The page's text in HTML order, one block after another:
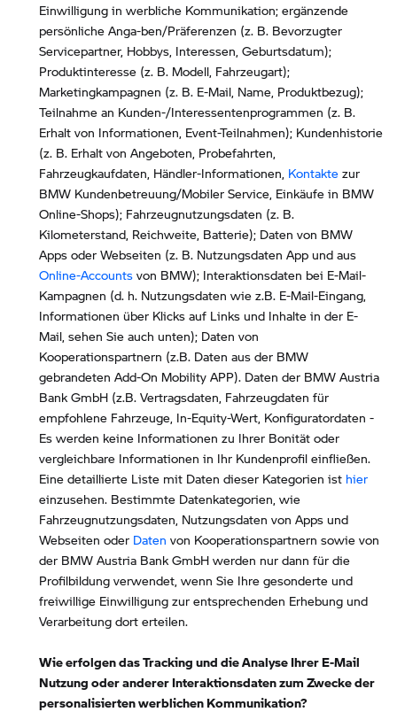
Einwilligung in werbliche Kommunikation; ergänzende
persönliche Anga-ben/Präferenzen (z. B. Bevorzugter
Servicepartner, Hobbys, Interessen, Geburtsdatum);
Produktinteresse (z. B. Modell, Fahrzeugart);
Marketingkampagnen (z. B. E-Mail, Name, Produktbezug);
Teilnahme an Kunden-/Interessentenprogrammen (z. B.
Erhalt von Informationen, Event-Teilnahmen); Kundenhistorie
(z. B. Erhalt von Angeboten, Probefahrten,
Fahrzeugkaufdaten, Händler-Informationen, Kontakte zur
BMW Kundenbetreuung/Mobiler Service, Einkäufe in BMW
Online-Shops); Fahrzeugnutzungsdaten (z. B.
Kilometerstand, Reichweite, Batterie); Daten von BMW
Apps oder Webseiten (z. B. Nutzungsdaten App und aus
Online-Accounts von BMW); Interaktionsdaten bei E-Mail-
Kampagnen (d. h. Nutzungsdaten wie z.B. E-Mail-Eingang,
Informationen über Klicks auf Links und Inhalte in der E-
Mail, sehen Sie auch unten); Daten von
Kooperationspartnern (z.B. Daten aus der BMW
gebrandeten Add-On Mobility APP). Daten der BMW Austria
Bank GmbH (z.B. Vertragsdaten, Fahrzeugdaten für
empfohlene Fahrzeuge, In-Equity-Wert, Konfiguratordaten -
Es werden keine Informationen zu Ihrer Bonität oder
vergleichbare Informationen in Ihr Kundenprofil einfließen.
Eine detaillierte Liste mit Daten dieser Kategorien ist hier
einzusehen. Bestimmte Datenkategorien, wie
Fahrzeugnutzungsdaten, Nutzungsdaten von Apps und
Webseiten oder Daten von Kooperationspartnern sowie von
der BMW Austria Bank GmbH werden nur dann für die
Profilbildung verwendet, wenn Sie Ihre gesonderte und
freiwillige Einwilligung zur entsprechenden Erhebung und
Verarbeitung dort erteilen.
Wie erfolgen das Tracking und die Analyse Ihrer E-Mail
Nutzung oder anderer Interaktionsdaten zum Zwecke der
personalisierten werblichen Kommunikation?